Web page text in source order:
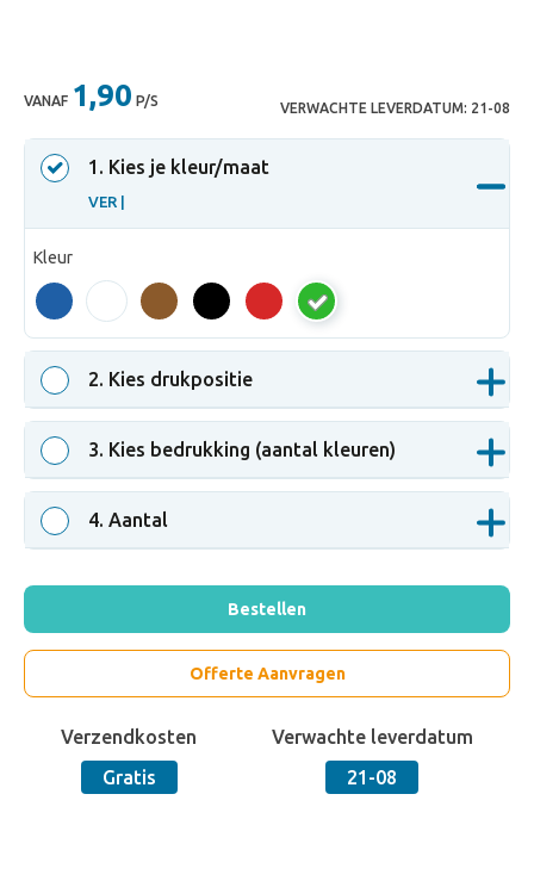
VANAF 1,90 P/S VERWACHTE LEVERDATUM: 21-08
1 . Kies je kleur/maat
VER |
Kleur
VER
2. Kies drukpositie
3. Kies bedrukking (aantal kleuren)
4. Aantal
Bestellen
Offerte Aanvragen
Verzendkosten
Gratis
Verwachte leverdatum
21-08